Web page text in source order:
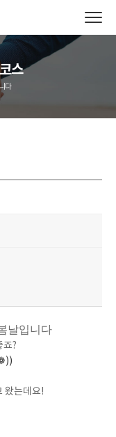
스
다
날입니다
죠?
왔는데요!